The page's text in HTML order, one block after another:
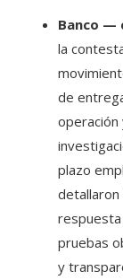
Banco —
la
de
operación
plazo
detallaron
respuesta
pruebas
y